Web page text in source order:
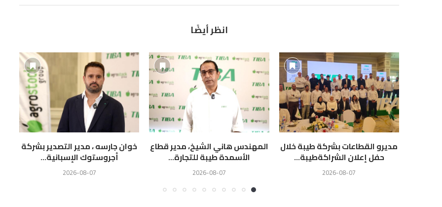
انظر أيضًا
مديرو القطاعات بشركة طيبة خلال
حفل إعلان الشراكةطيبة...
2026-08-07
المهندس هاني الشيخ، مدير قطاع
الأسمدة طيبة للتجارة...
2026-08-07
خوان جارسه ، مدير التصدير بشركة
أجروستوك الإسبانية...
2026-08-07